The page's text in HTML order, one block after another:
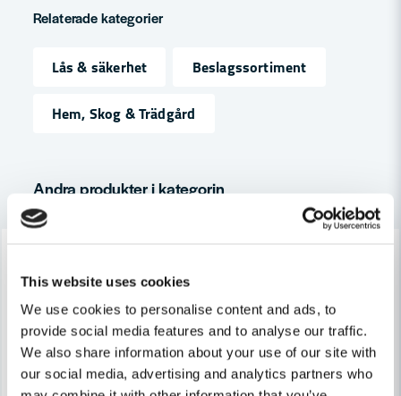
This website uses cookies
We use cookies to personalise content and ads, to
provide social media features and to analyse our traffic.
We also share information about your use of our site with
our social media, advertising and analytics partners who
Fråga oss något om denna produkten...
Namn
Relaterade kategorier
Lås & säkerhet
Beslagssortiment
Hem, Skog & Trädgård
Andra produkter i kategorin